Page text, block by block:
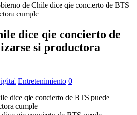
de Chile dice qie concierto de BTS
cumple
dice qie concierto de
si productora
Entretenimiento 0